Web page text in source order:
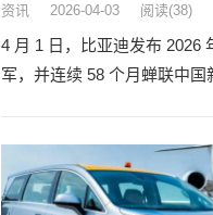
资讯 2026-04-03 阅读(38)
4 月 1 日，比亚迪发布 2026
军，并连续 58 个月蝉联中